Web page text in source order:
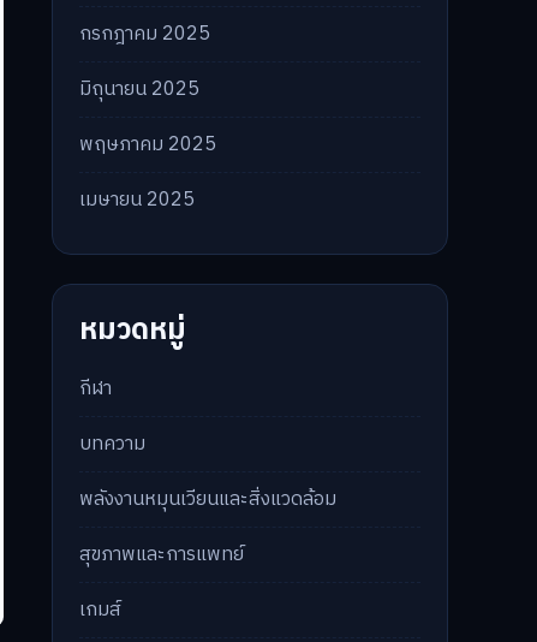
กรกฎาคม 2025
มิถุนายน 2025
พฤษภาคม 2025
เมษายน 2025
หมวดหมู่
กีฬา
บทความ
พลังงานหมุนเวียนและสิ่งแวดล้อม
สุขภาพและการแพทย์
เกมส์